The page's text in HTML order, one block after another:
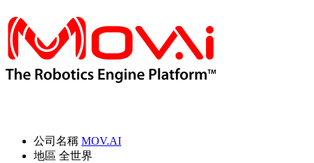
公司名稱 MOV.AI
地區 全世界